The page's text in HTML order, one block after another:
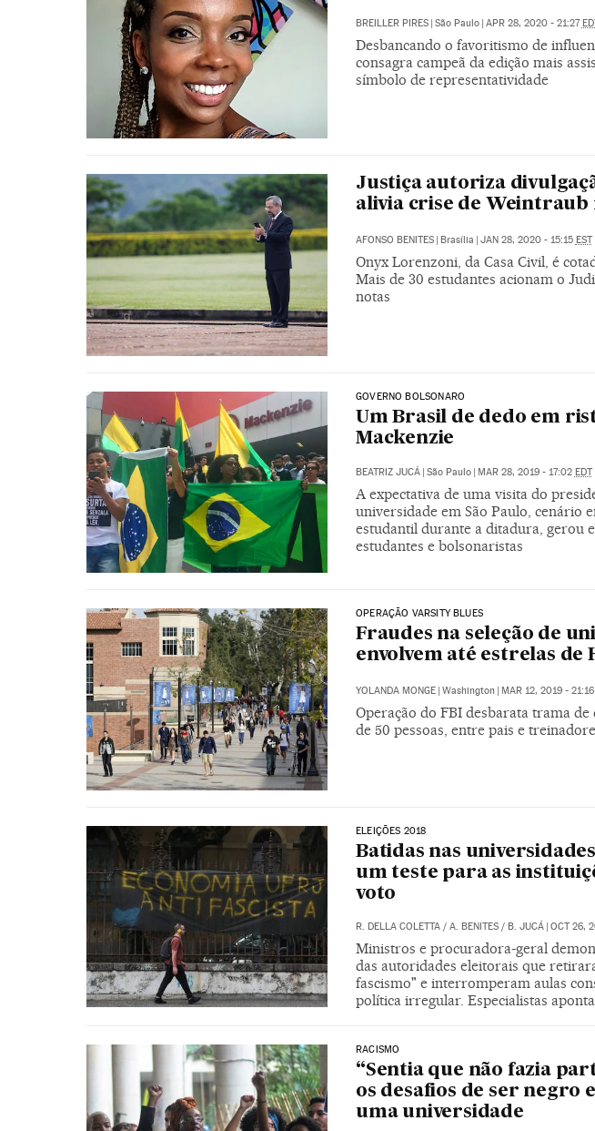
BREILLER PIRES | São Paulo | APR 28, 2020 - 21:27
Desbancando o favoritismo de
consagra campeã da edição mais
símbolo de representatividade
Justiça autoriza
alivia crise de Weintraub
AFONSO BENITES Brasília JAN 28, 2020 - 15:15 EST
Onyx Lorenzoni, da Casa Civil, é
Mais de 30 estudantes acionam o
notas
GOVERNO BOLSONARO
Um Brasil de dedo em
Mackenzie
BEATRIZ JUCÁ | São Paulo | MAR 28, 2019 - 17:02 EDT
A expectativa de uma visita do
universidade em São Paulo, cenário
estudantil durante a ditadura, gerou
estudantes e bolsonaristas
OPERAÇÃO VARSITY BLUES
Fraudes na seleção de
envolvem até estrelas de
YOLANDA MONGE | Washington | MAR 12, 2019 - 21:16
Operação do FBI desbarata trama
de 50 pessoas, entre pais e
ELEIÇÕES 2018
Batidas nas
um teste para as
voto
R. DELLA COLETTA/ A. BENITES/ B. JUCÁ | OCT 26,
Ministros e procuradora-geral
das autoridades eleitorais que
fascismo" e interromperam aulas
política irregular. Especialistas
RACISMO
“Sentia que não fazia
os desafios de ser negro
uma universidade